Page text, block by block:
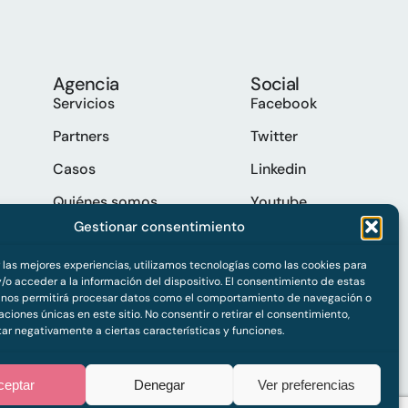
Gestionar consentimiento
las mejores experiencias, utilizamos tecnologías como las cookies para
o acceder a la información del dispositivo. El consentimiento de estas
permitirá procesar datos como el comportamiento de navegación o
únicas en este sitio. No consentir o retirar el consentimiento,
negativamente a ciertas características y funciones.
Denegar Ver preferencias
Agencia
Servicios
Partners
Casos
Quiénes somos
Trabaja con nosotros
Contacto
Social
Facebook
Twitter
Linkedin
Youtube